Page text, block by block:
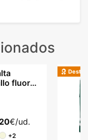
fluor
€/ud.
+2